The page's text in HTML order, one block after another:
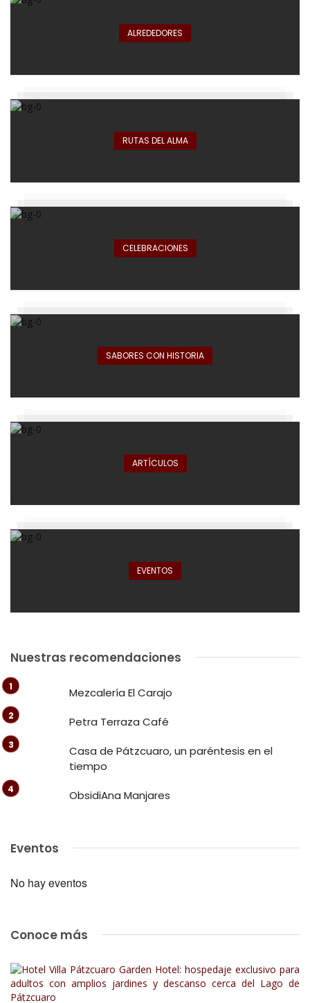
ALREDEDORES
RUTAS DEL ALMA
CELEBRACIONES
SABORES CON HISTORIA
ARTÍCULOS
EVENTOS
Nuestras recomendaciones
Mezcalería El Carajo
Petra Terraza Café
Casa de Pátzcuaro, un paréntesis en el
tiempo
ObsidiAna Manjares
Eventos
No hay eventos
Conoce más